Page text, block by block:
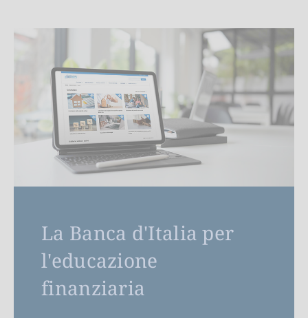
La Banca d'Italia per
l'educazione
finanziaria